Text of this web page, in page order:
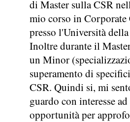
di Master sulla CSR
mio corso in
presso l'Università
Inoltre durante il
un Minor
superamento di
CSR. Quindi si, mi
guardo con interesse
opportunità per